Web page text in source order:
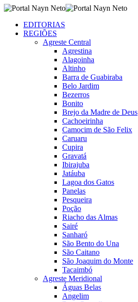
EDITORIAS
REGIÕES
Agreste Central
Agrestina
Alagoinha
Altinho
Barra de Guabiraba
Belo Jardim
Bezerros
Bonito
Brejo da Madre de Deus
Cachoeirinha
Camocim de São Felix
Caruaru
Cupira
Gravatá
Ibirajuba
Jatáuba
Lagoa dos Gatos
Panelas
Pesqueira
Poção
Riacho das Almas
Sairé
Sanharó
São Bento do Una
São Caitano
São Joaquim do Monte
Tacaimbó
Agreste Meridional
Águas Belas
Angelim